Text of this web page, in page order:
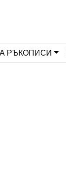
РЪКОПИСИ